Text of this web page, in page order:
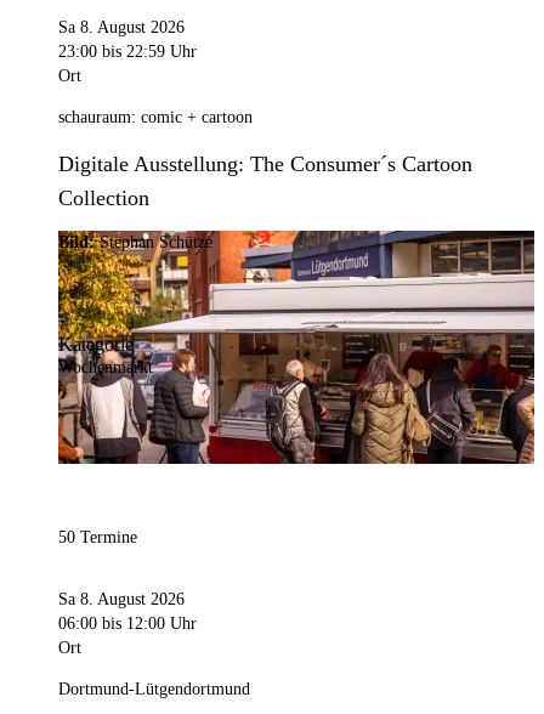
Sa 8. August 2026
23:00 bis 22:59 Uhr
Ort
schauraum: comic + cartoon
Digitale Ausstellung: The Consumer´s Cartoon
Collection
Bild:Stephan Schütze
Kategorie
Wochenmarkt
50 Termine
Sa 8. August 2026
06:00 bis 12:00 Uhr
Ort
Dortmund-Lütgendortmund